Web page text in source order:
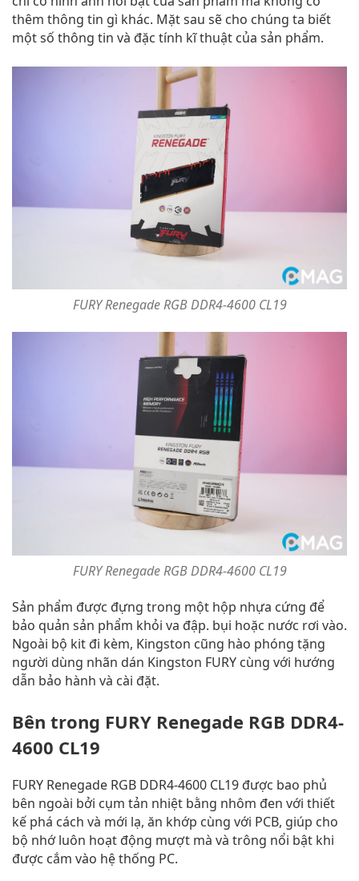
thêm thông tin gì khác. Mặt sau sẽ cho chúng ta biết
một số thông tin và đặc tính kĩ thuật của sản phẩm.
FURY Renegade RGB DDR4-4600 CL19
FURY Renegade RGB DDR4-4600 CL19
Sản phẩm được đựng trong một hộp nhựa cứng để
bảo quản sản phẩm khỏi va đập. bụi hoặc nước rơi vào.
Ngoài bộ kit đi kèm, Kingston cũng hào phóng tặng
người dùng nhãn dán Kingston FURY cùng với hướng
dẫn bảo hành và cài đặt.
Bên trong FURY Renegade RGB DDR4-
4600 CL19
FURY Renegade RGB DDR4-4600 CL19 được bao phủ
bên ngoài bởi cụm tản nhiệt bằng nhôm đen với thiết
kế phá cách và mới lạ, ăn khớp cùng với PCB, giúp cho
bộ nhớ luôn hoạt động mượt mà và trông nổi bật khi
được cắm vào hệ thống PC.